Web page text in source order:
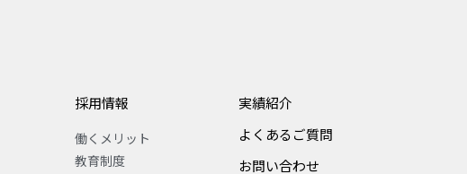
採用情報
働くメリット
教育制度
実績紹介
よくあるご質問
お問い合わせ